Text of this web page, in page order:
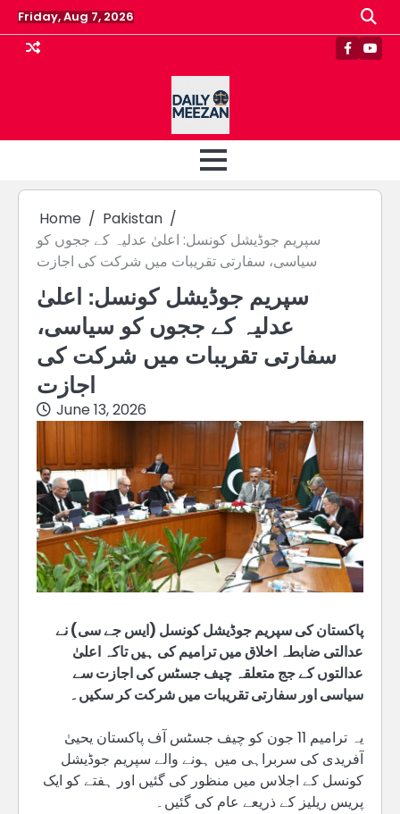
Skip
to
content
Friday, Aug 7, 2026
Home
Pakistan
سپریم جوڈیشل کونسل: اعلیٰ عدلیہ کے ججوں کو
سیاسی، سفارتی تقریبات میں شرکت کی اجازت
سپریم جوڈیشل کونسل: اعلیٰ
عدلیہ کے ججوں کو سیاسی،
سفارتی تقریبات میں شرکت کی
اجازت
June 13, 2026
پاکستان کی سپریم جوڈیشل کونسل (ایس جے سی) نے
عدالتی ضابطہ اخلاق میں ترامیم کی ہیں تاکہ اعلیٰ
عدالتوں کے جج متعلقہ چیف جسٹس کی اجازت سے
سیاسی اور سفارتی تقریبات میں شرکت کر سکیں۔
یہ ترامیم 11 جون کو چیف جسٹس آف پاکستان یحییٰ
آفریدی کی سربراہی میں ہونے والے سپریم جوڈیشل
کونسل کے اجلاس میں منظور کی گئیں اور ہفتے کو ایک
پریس ریلیز کے ذریعے عام کی گئیں۔